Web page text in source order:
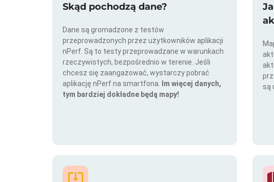
Skąd pochodzą dane?
Dane są gromadzone z testów
przeprowadzonych przez użytkowników aplikacji
nPerf. Są to testy przeprowadzane w warunkach
rzeczywistych, bezpośrednio w terenie. Jeśli
chcesz się zaangażować, wystarczy pobrać
aplikację nPerf na smartfona.
Im więcej danych,
tym bardziej dokładne będą mapy!
są